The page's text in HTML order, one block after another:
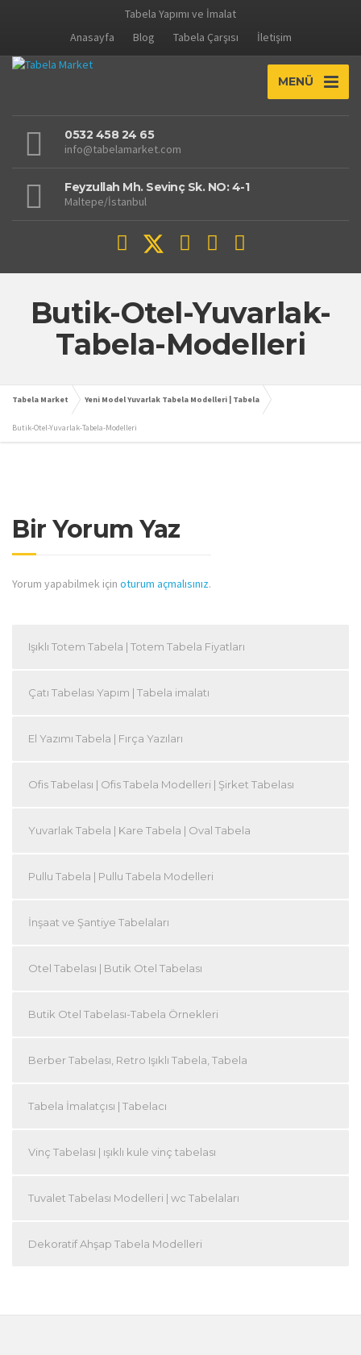
Tabela Yapımı ve İmalat
Anasayfa
Blog Tabela Çarşısı İletişim
MENÜ
0532 458 24 65
info@tabelamarket.com
Feyzullah Mh. Sevinç Sk. NO: 4-1
Maltepe/İstanbul
Butik-Otel-Yuvarlak-
Tabela-Modelleri
Tabela Market Yeni Model Yuvarlak Tabela Modelleri | Tabela
Butik-Otel-Yuvarlak-Tabela-Modelleri
Bir Yorum Yaz
Yorum yapabilmek için oturum açmalısınız.
Işıklı Totem Tabela | Totem Tabela Fiyatları
Çatı Tabelası Yapım | Tabela imalatı
El Yazımı Tabela | Fırça Yazıları
Ofis Tabelası | Ofis Tabela Modelleri | Şirket Tabelası
Yuvarlak Tabela | Kare Tabela | Oval Tabela
Pullu Tabela | Pullu Tabela Modelleri
İnşaat ve Şantiye Tabelaları
Otel Tabelası | Butik Otel Tabelası
Butik Otel Tabelası-Tabela Örnekleri
Berber Tabelası, Retro Işıklı Tabela, Tabela
Tabela İmalatçısı | Tabelacı
Vinç Tabelası | ışıklı kule vinç tabelası
Tuvalet Tabelası Modelleri | wc Tabelaları
Dekoratif Ahşap Tabela Modelleri